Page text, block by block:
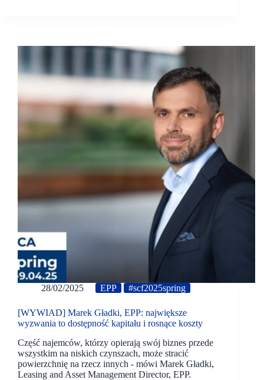
28/02/2025 EPP #scf2025spring
[WYWIAD] Marek Gładki, EPP: największe
wyzwania to dostępność kapitału i rosnące koszty
Część najemców, którzy opierają swój biznes przede
wszystkim na niskich czynszach, może stracić
powierzchnię na rzecz innych - mówi Marek Gładki,
Leasing and Asset Management Director, EPP.